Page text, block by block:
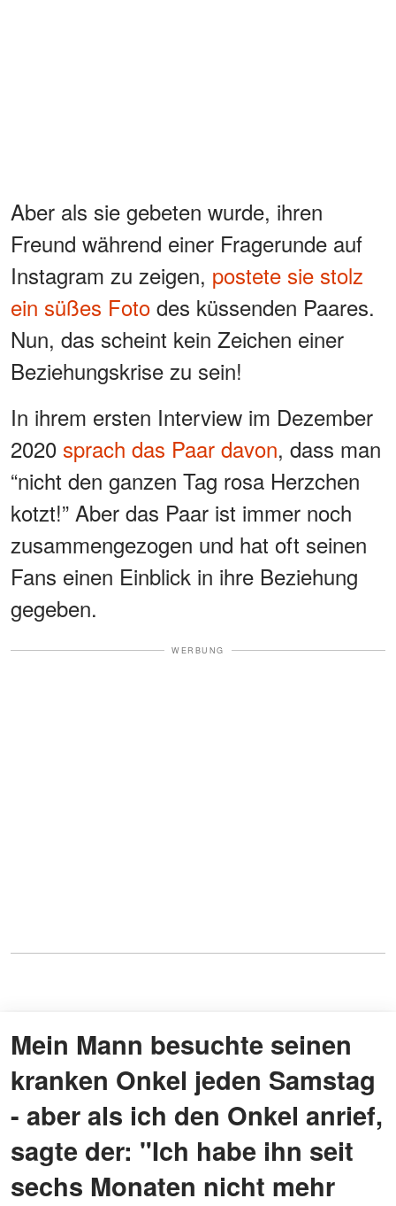
Aber als sie gebeten wurde, ihren
Freund während einer Fragerunde auf
Instagram zu zeigen, postete sie stolz
ein süßes Foto des küssenden Paares.
Nun, das scheint kein Zeichen einer
Beziehungskrise zu sein!
In ihrem ersten Interview im Dezember
2020 sprach das Paar davon, dass man
“nicht den ganzen Tag rosa Herzchen
kotzt!” Aber das Paar ist immer noch
zusammengezogen und hat oft seinen
Fans einen Einblick in ihre Beziehung
gegeben.
WERBUNG
Mein Mann besuchte seinen
kranken Onkel jeden Samstag
- aber als ich den Onkel anrief,
sagte der: "Ich habe ihn seit
sechs Monaten nicht mehr